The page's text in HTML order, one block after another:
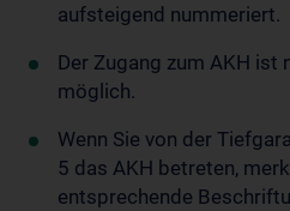
aufsteigend nummeriert.
Der Zugang zum AKH ist
möglich.
Wenn Sie von der
5 das AKH betreten,
entsprechende